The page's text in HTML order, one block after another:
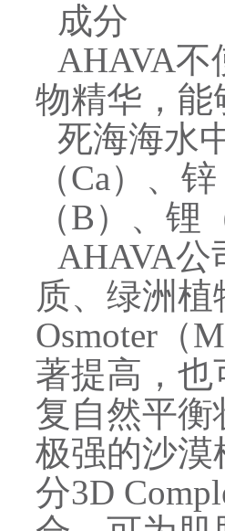
成分
AHAVA不
物精华，能
死海海水
（Ca）、
（B）、
AHAVA
质、绿洲
Osmoter（
著提高，也
复自然平衡
极强的沙漠
分3D